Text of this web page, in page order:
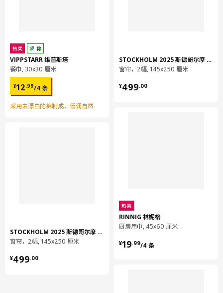
热卖 棉
VIPPSTARR 维普斯塔
餐巾, 30x30 厘米
¥12.99/4 条
¥ 12.99/4 条
采用未漂白的棉制成，低调自然
STOCKHOLM 2025 斯德哥尔摩 2025
窗帘，2幅, 145x250 厘米
¥499.00
¥ 499.00
STOCKHOLM 2025 斯德哥尔摩 2025
窗帘，2幅, 145x250 厘米
¥499.00
¥ 499.00
热卖
RINNIG 林妮格
厨房用巾, 45x60 厘米
¥19.99/4 条
¥ 19.99/4 条